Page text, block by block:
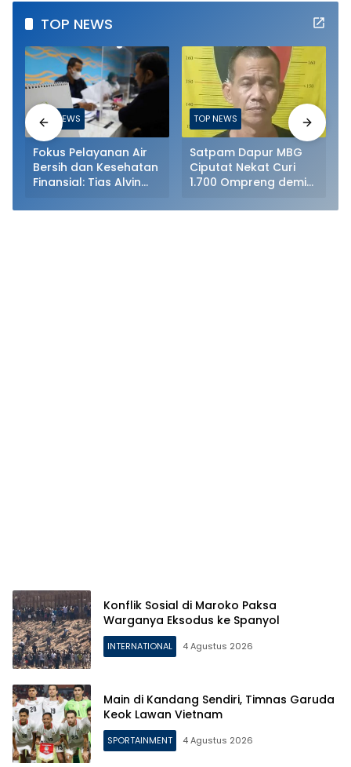
TOP NEWS
TOP NEWS
Fokus Pelayanan Air
Bersih dan Kesehatan
Finansial: Tias Alvin
Nahkodai Perumda Air
TOP NEWS
Satpam Dapur MBG
Ciputat Nekat Curi
1.700 Ompreng demi
Pasal Berlapis
Konflik Sosial di Maroko Paksa
Warganya Eksodus ke Spanyol
INTERNATIONAL 4 Agustus 2026
Main di Kandang Sendiri, Timnas Garuda
Keok Lawan Vietnam
SPORTAINMENT 4 Agustus 2026